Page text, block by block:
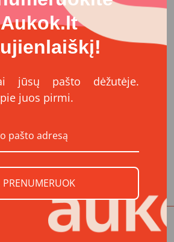
susipažinęs (-usi) su
Privatumo politika
Registruotis
Aukok.lt
jūsų pašto dėžutėje.
juos pirmi.
PRENUMERUOK